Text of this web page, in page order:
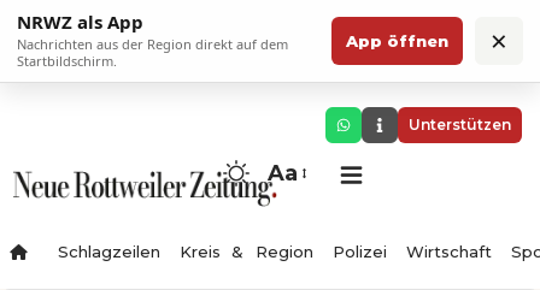
NRWZ als App
Nachrichten aus der Region direkt auf dem
Startbildschirm.
App öffnen ×
Unterstützen
Aa
Schlagzeilen Kreis & Region Polizei Wirtschaft